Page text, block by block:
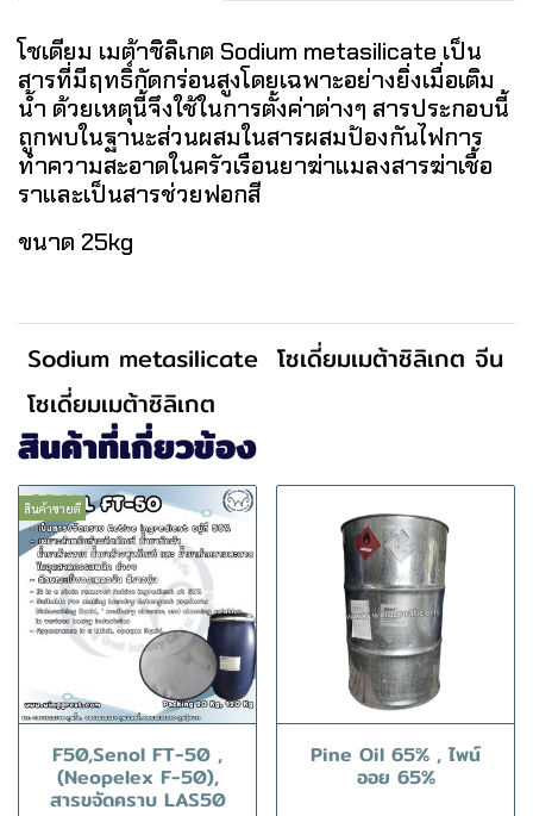
โซเดียม เมต้าซิลิเกต Sodium metasilicate เป็น
สารที่มีฤทธิ์กัดกร่อนสูงโดยเฉพาะอย่างยิ่งเมื่อเติม
น้ำ ด้วยเหตุนี้จึงใช้ในการตั้งค่าต่างๆ สารประกอบนี้
ถูกพบในฐานะส่วนผสมในสารผสมป้องกันไฟการ
ทำความสะอาดในครัวเรือนยาฆ่าแมลงสารฆ่าเชื้อ
ราและเป็นสารช่วยฟอกสี
ขนาด 25kg
Sodium metasilicate โซเดี่ยมเมต้าซิลิเกต จีน
โซเดี่ยมเมต้าซิลิเกต
สินค้าที่เกี่ยวข้อง
สินค้าขายดี
F50,Senol FT-50 ,
(Neopelex F-50),
สารขจัดคราบ LAS50
Pine Oil 65% , ไพน์
ออย 65%